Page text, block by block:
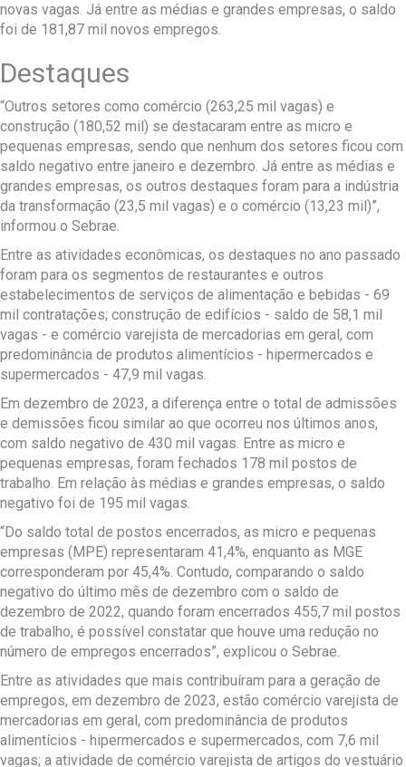
novas vagas. Já entre as médias e grandes empresas, o saldo
foi de 181,87 mil novos empregos.
Destaques
“Outros setores como comércio (263,25 mil vagas) e
construção (180,52 mil) se destacaram entre as micro e
pequenas empresas, sendo que nenhum dos setores ficou com
saldo negativo entre janeiro e dezembro. Já entre as médias e
grandes empresas, os outros destaques foram para a indústria
da transformação (23,5 mil vagas) e o comércio (13,23 mil)”,
informou o Sebrae.
Entre as atividades econômicas, os destaques no ano passado
foram para os segmentos de restaurantes e outros
estabelecimentos de serviços de alimentação e bebidas - 69
mil contratações; construção de edifícios - saldo de 58,1 mil
vagas - e comércio varejista de mercadorias em geral, com
predominância de produtos alimentícios - hipermercados e
supermercados - 47,9 mil vagas.
Em dezembro de 2023, a diferença entre o total de admissões
e demissões ficou similar ao que ocorreu nos últimos anos,
com saldo negativo de 430 mil vagas. Entre as micro e
pequenas empresas, foram fechados 178 mil postos de
trabalho. Em relação às médias e grandes empresas, o saldo
negativo foi de 195 mil vagas.
“Do saldo total de postos encerrados, as micro e pequenas
empresas (MPE) representaram 41,4%, enquanto as MGE
corresponderam por 45,4%. Contudo, comparando o saldo
negativo do último mês de dezembro com o saldo de
dezembro de 2022, quando foram encerrados 455,7 mil postos
de trabalho, é possível constatar que houve uma redução no
número de empregos encerrados”, explicou o Sebrae.
Entre as atividades que mais contribuíram para a geração de
empregos, em dezembro de 2023, estão comércio varejista de
mercadorias em geral, com predominância de produtos
alimentícios - hipermercados e supermercados, com 7,6 mil
vagas; a atividade de comércio varejista de artigos do vestuário